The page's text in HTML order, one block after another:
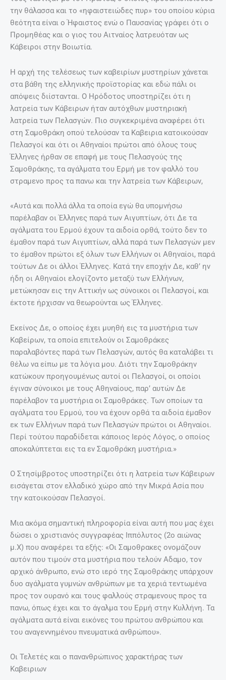
την θάλασσα και το «ηφαιστειώδες πυρ» του οποίου κύρια
θεότητα είναι ο Ήφαιστος ενώ ο Παυσανίας γράφει ότι ο
Προμηθέας και ο γιος του Αιτναίος λατρευόταν ως
Κάβειροι στην Βοιωτία.
Η αρχή της τελέσεως των καβειρίων μυστηρίων χάνεται
στα βάθη της ελληνικής προϊστορίας και εδώ πάλι οι
απόψεις διίστανται. Ο Ηρόδοτος υποστηρίζει ότι η
λατρεία των Κάβειρων ήταν αυτόχθων μυστηριακή
λατρεία των Πελασγών. Πιο συγκεκριμένα αναφέρει ότι
στη Σαμοθράκη οπού τελούσαν τα Καβειρια κατοικούσαν
Πελασγοί και ότι οι Αθηναίοι πρώτοι από όλους τους
Έλληνες ήρθαν σε επαφή με τους Πελασγούς της
Σαμοθράκης, τα αγάλματα του Ερμή με τον φαλλό του
στραμενο προς τα πανω και την λατρεία των Κάβειρων,
«Αυτά και πολλά άλλα τα οποία εγώ θα υπομνήσω
παρέλαβαν οι Έλληνες παρά των Αιγυπτίων, ότι Δε τα
αγάλματα του Ερμού έχουν τα αιδοία ορθά, τούτο δεν το
έμαθον παρά των Αιγυπτίων, αλλά παρά των Πελασγών μεν
το έμαθον πρώτοι εξ όλων των Ελλήνων οι Αθηναίοι, παρά
τούτων Δε οι άλλοι Έλληνες. Κατά την εποχήν Δε, καθ’ ην
ήδη οι Αθηναίοι ελογίζοντο μεταξύ των Ελλήνων,
μετώκησαν εις την Αττικήν ως σύνοικοι οι Πελασγοί, και
έκτοτε ήρχισαν να θεωρούνται ως Έλληνες.
Εκείνος Δε, ο οποίος έχει μυηθή εις τα μυστήρια των
Καβείρων, τα οποία επιτελούν οι Σαμοθράκες
παραλαβόντες παρά των Πελασγών, αυτός θα καταλάβει τι
θέλω να είπω με τα λόγια μου. Διότι την Σαμοθράκην
κατώκουν προηγουμένως αυτοί οι Πελασγοί, οι οποίοι
έγιναν σύνοικοι με τους Αθηναίους, παρ’ αυτών Δε
παρέλαβον τα μυστήρια οι Σαμοθράκες. Των οποίων τα
αγάλματα του Ερμού, του να έχουν ορθά τα αιδοία έμαθον
εκ των Ελλήνων παρά των Πελασγών πρώτοι οι Αθηναίοι.
Περί τούτου παραδίδεται κάποιος Ιερός Λόγος, ο οποίος
αποκαλύπτεται εις τα εν Σαμοθράκη μυστήρια.»
Ο Στησίμβροτος υποστηρίζει ότι η λατρεία των Κάβειρων
εισάγεται στον ελλαδικό χώρο από την Μικρά Ασία που
την κατοικούσαν Πελασγοί.
Μια ακόμα σημαντική πληροφορία είναι αυτή που μας έχει
δώσει ο χριστιανός συγγραφέας Ιππόλυτος (2ο αιώνας
μ.X) που αναφέρει τα εξής: «Οι Σαμοθρακες ονομάζουν
αυτόν που τιμούν στα μυστήρια που τελούν Αδαμο, τον
αρχικό άνθρωπο, ενώ στο ιερό της Σαμοθράκης υπάρχουν
δυο αγάλματα γυμνών ανθρώπων με τα χεριά τεντωμένα
προς τον ουρανό και τους φαλλούς στραμενους προς τα
πανω, όπως έχει και το άγαλμα του Ερμή στην Κυλλήνη. Τα
αγάλματα αυτά είναι εικόνες του πρώτου ανθρώπου και
του αναγεννημένου πνευματικά ανθρώπου».
Οι Τελετές και ο πανανθρώπινος χαρακτήρας των
Καβειριων